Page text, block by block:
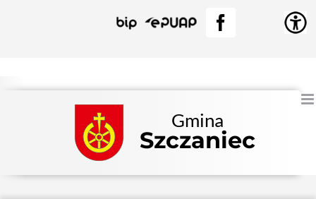
BIP EPUAPFacebook
Gmina
Szczaniec